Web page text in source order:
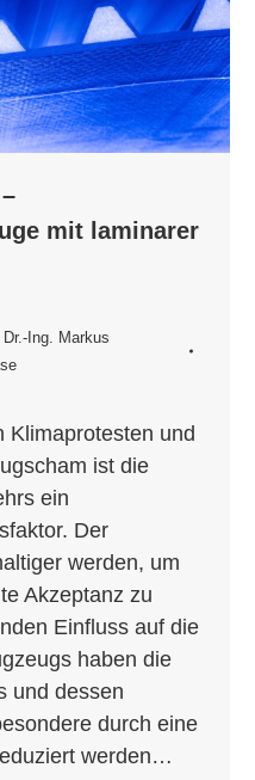
mit laminarer
Dr.-Ing. Markus
Klimaprotesten und
ist die
ein
Der
werden, um
Akzeptanz zu
Einfluss auf die
haben die
und dessen
durch eine
werden…